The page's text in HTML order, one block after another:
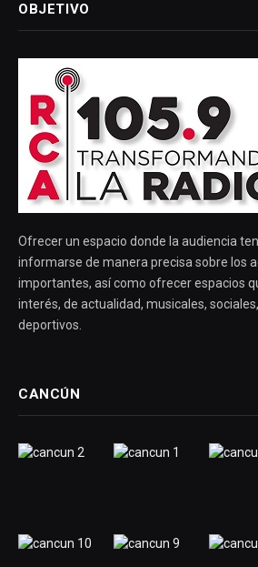
OBJETIVO
Ofrecer un espacio donde la audiencia
informarse de manera precisa sobre los
importantes, así como ofrecer espacios
interés, de actualidad, musicales,
deportivos.
CANCÚN